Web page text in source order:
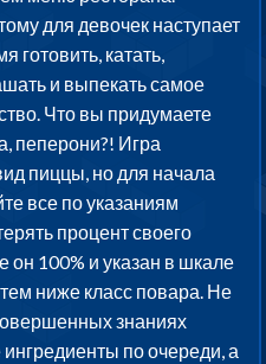
для девочек наступает
готовить, катать,
и выпекать самое
Что вы придумаете
пеперони?! Игра
пиццы, но для начала
все по указаниям
процент своего
он 100% и указан в шкале
ниже класс повара. Не
знаниях
по очереди, а